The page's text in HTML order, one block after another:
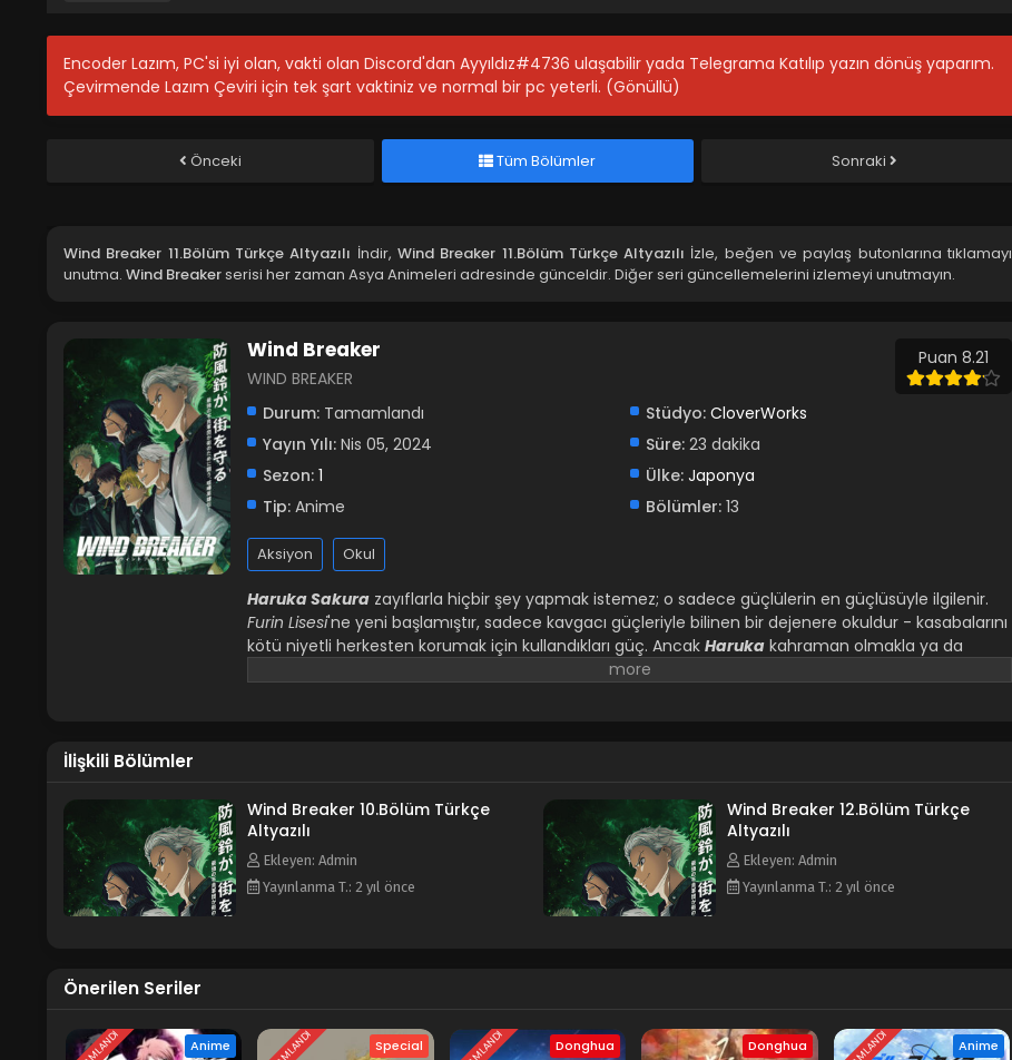
Encoder Lazım, PC'si iyi olan, vakti olan Discord'dan Ayyıldız#4736 ulaşabilir yada Telegrama Katılıp yazın dönüş yaparım.
Çevirmende Lazım Çeviri için tek şart vaktiniz ve normal bir pc yeterli. (Gönüllü)
Önceki Tüm Bölümler Sonraki
Wind Breaker 11.Bölüm Türkçe Altyazılı İndir, Wind Breaker 11.Bölüm Türkçe Altyazılı İzle, beğen ve paylaş butonlarına tıklamayı
unutma. Wind Breakerserisi her zaman Asya Animeleri adresinde günceldir. Diğer seri güncellemelerini izlemeyi unutmayın.
Wind Breaker
WIND BREAKER
Puan 8.21
Durum: Tamamlandı Stüdyo: CloverWorks
Yayın Yılı: Nis 05, 2024 Süre:23 dakika
Sezon: 1 Ülke: Japonya
Tip: Anime Bölümler:13
Aksiyon Okul
Haruka Sakura zayıflarla hiçbir şey yapmak istemez; o sadece güçlülerin en güçlüsüyle ilgilenir.
Furin Lisesi'ne yeni başlamıştır, sadece kavgacı güçleriyle bilinen bir dejenere okuldur - kasabalarını
kötü niyetli herkesten korumak için kullandıkları güç. Ancak Haruka kahraman olmakla ya da
herhangi bir takımın parçası olmakla ilgilenmiyor; o sadece zirveye giden yolda dövüşmek istiyor!
İlişkili Bölümler
Wind Breaker 10.Bölüm Türkçe
Altyazılı
Ekleyen: Admin
Yayınlanma T.: 2 yıl önce
Wind Breaker 12.Bölüm Türkçe
Altyazılı
Ekleyen: Admin
Yayınlanma T.: 2 yıl önce
Önerilen Seriler
Anime Special Donghua Donghua Anime